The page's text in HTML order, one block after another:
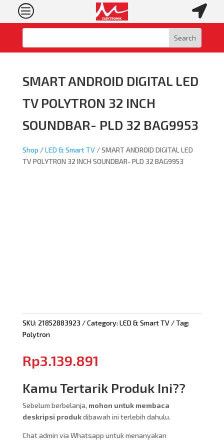
c 
SMART ANDROID DIGITAL LED
TV POLYTRON 32 INCH
SOUNDBAR- PLD 32 BAG9953
Shop /LED & Smart TV/ SMART ANDROID DIGITAL LED
TV POLYTRON 32 INCH SOUNDBAR- PLD 32 BAG9953
SKU: 21852883923 Category: LED & Smart TV
Tag:
Polytron
Rp3.139.891
Kamu Tertarik Produk Ini??
Sebelum berbelanja, mohon untuk membaca
deskripsi produkdibawah ini terlebih dahulu.
Chat admin via Whatsapp untuk menanyakan